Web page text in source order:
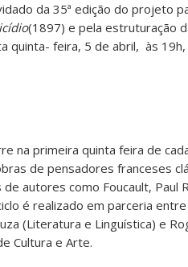
da 35ª edição do projeto
(1897) e pela estruturação
quinta- feira, 5 de abril, às
na primeira quinta feira de
de pensadores franceses
autores como Foucault, Paul
é realizado em parceria entre
(Literatura e Linguística) e
Cultura e Arte.